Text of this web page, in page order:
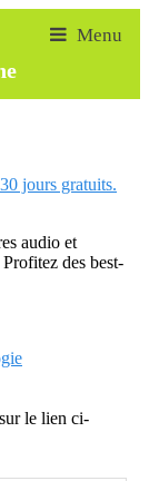
jours gratuits.
audio et
des best-
le lien ci-